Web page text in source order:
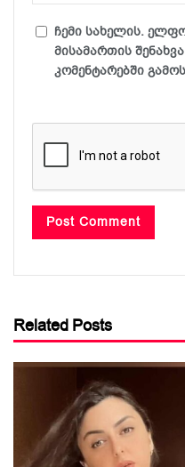
ჩემი სახელის.
მისამართის
კომენტარებში
Related Posts